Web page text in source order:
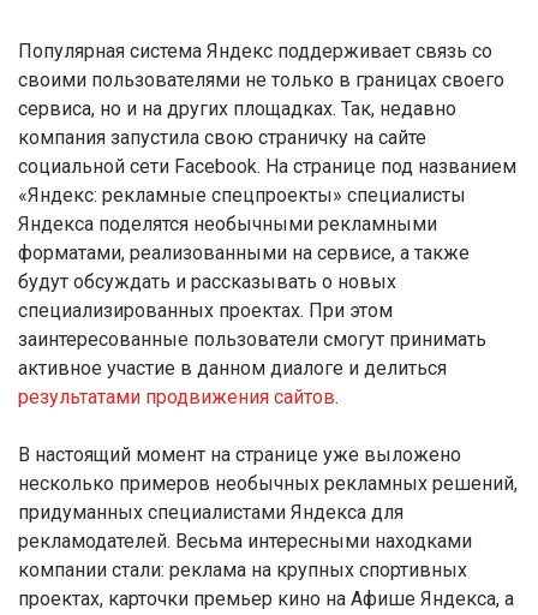
Популярная система Яндекс поддерживает связь со
своими пользователями не только в границах своего
сервиса, но и на других площадках. Так, недавно
компания запустила свою страничку на сайте
социальной сети Facebook. На странице под названием
«Яндекс: рекламные спецпроекты» специалисты
Яндекса поделятся необычными рекламными
форматами, реализованными на сервисе, а также
будут обсуждать и рассказывать о новых
специализированных проектах. При этом
заинтересованные пользователи смогут принимать
активное участие в данном диалоге и делиться
результатами продвижения сайтов.
В настоящий момент на странице уже выложено
несколько примеров необычных рекламных решений,
придуманных специалистами Яндекса для
рекламодателей. Весьма интересными находками
компании стали: реклама на крупных спортивных
проектах, карточки премьер кино на Афише Яндекса, а